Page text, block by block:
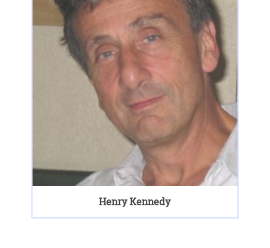
Henry Kennedy